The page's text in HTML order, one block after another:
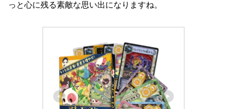
っと心に残る素敵な思い出になりますね。